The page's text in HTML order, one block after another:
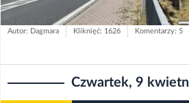
Autor: Dagmara Kliknięć: 1626 Komentarzy: 5
Czwartek, 9